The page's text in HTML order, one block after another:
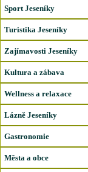
Sport Jeseníky
Turistika Jeseníky
Zajímavosti Jeseníky
Kultura a zábava
Wellness a relaxace
Lázně Jeseníky
Gastronomie
Města a obce